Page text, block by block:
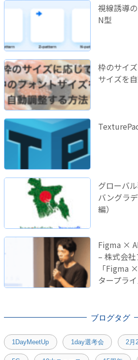
視線誘導
N型
枠のサイ
サイズを
グローバ
バングラ
編）
Figma ×
– 株式会
「Figma
タープラ
ブログタグ
1DayMeetUp 1day選考会 2月